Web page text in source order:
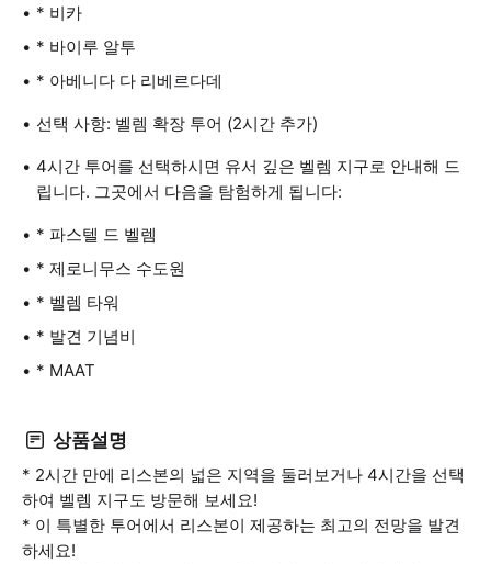
* 비카
* 바이루 알투
* 아베니다 다 리베르다데
선택 사항: 벨렘 확장 투어 (2시간 추가)
4시간 투어를 선택하시면 유서 깊은 벨렘 지구로 안내해 드
립니다. 그곳에서 다음을 탐험하게 됩니다:
* 파스텔 드 벨렘
* 제로니무스 수도원
* 벨렘 타워
* 발견 기념비
* MAAT
상품설명
* 2시간 만에 리스본의 넓은 지역을 둘러보거나 4시간을 선택
하여 벨렘 지구도 방문해 보세요!
* 이 특별한 투어에서 리스본이 제공하는 최고의 전망을 발견
하세요!